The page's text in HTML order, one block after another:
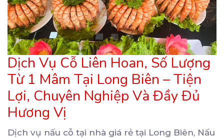
Dịch Vụ Cỗ Liên Hoan, Số Lượng
Từ 1 Mâm Tại Long Biên – Tiện
Lợi, Chuyên Nghiệp Và Đầy Đủ
Hương Vị
Dịch vụ nấu cỗ tại nhà giá rẻ tại Long Biên, Nấu